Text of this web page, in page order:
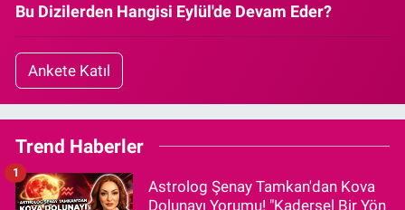
Bu Dizilerden Hangisi Eylül'de Devam Eder?
Ankete Katıl
Trend Haberler
Astrolog Şenay Tamkan'dan Kova
Dolunayı Yorumu! "Kadersel Bir Yön
1